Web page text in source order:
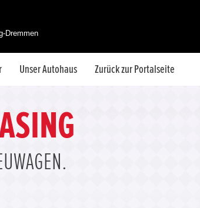
Dremmen
Unser Autohaus Zurück zur Portalseite